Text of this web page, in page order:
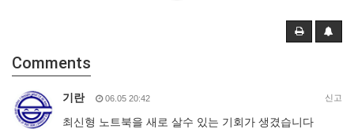
Comments
기란 06.05 20:42 신고
최신형 노트북을 새로 살수 있는 기회가 생겼습니다